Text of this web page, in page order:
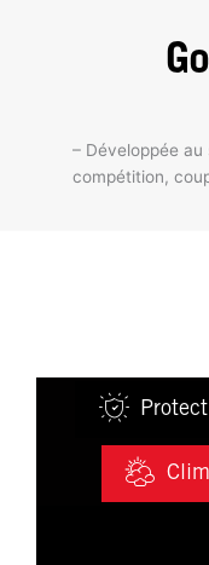
– Développée
compétition,